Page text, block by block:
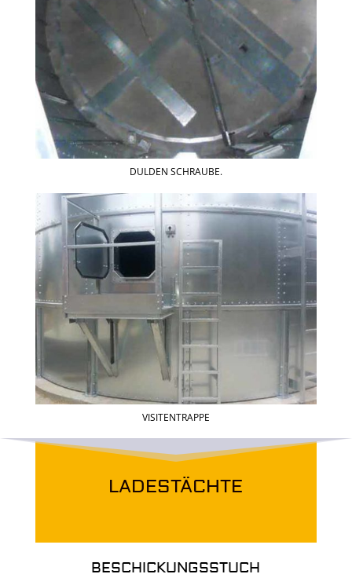
DULDEN SCHRAUBE.
VISITENTRAPPE
LADESTÄCHTE
BESCHICKUNGSSTUCH